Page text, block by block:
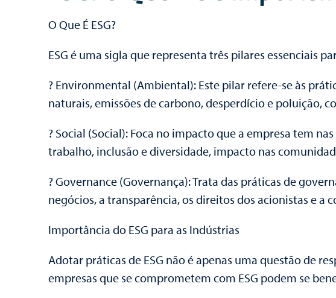
O Que É ESG?
ESG é uma sigla que representa três pilares essenciais
? Environmental (Ambiental): Este pilar refere-se às
naturais, emissões de carbono, desperdício e poluição,
? Social (Social): Foca no impacto que a empresa tem
trabalho, inclusão e diversidade, impacto nas
? Governance (Governança): Trata das práticas de
negócios, a transparência, os direitos dos acionistas e a
Importância do ESG para as Indústrias
Adotar práticas de ESG não é apenas uma questão de
empresas que se comprometem com ESG podem se